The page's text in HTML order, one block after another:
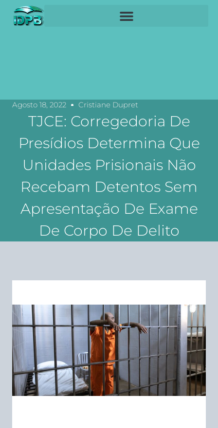
Agosto 18, 2022 Cristiane Dupret
TJCE: Corregedoria De
Presídios Determina Que
Unidades Prisionais Não
Recebam Detentos Sem
Apresentação De Exame
De Corpo De Delito